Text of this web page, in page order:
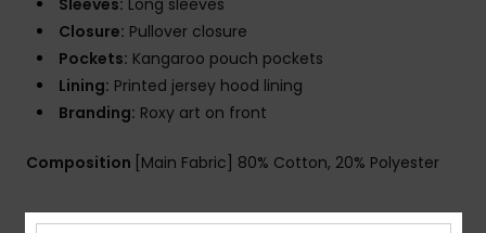
Sleeves: Long sleeves
Closure: Pullover closure
Pockets: Kangaroo pouch pockets
Lining: Printed jersey hood lining
Branding: Roxy art on front
Composition [Main Fabric] 80% Cotton, 20% Polyester